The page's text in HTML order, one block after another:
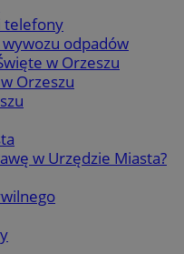
telefony
odpadów
w Orzeszu
Orzeszu
w Urzędzie Miasta?